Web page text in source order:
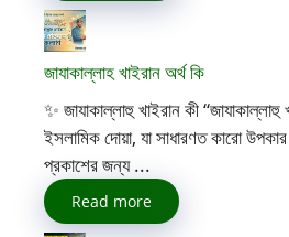
জাযাকাল্লাহ খাইরান অর্থ কি
✨ জাযাকাল্লাহু খাইরান কী
ইসলামিক দোয়া, যা সাধারণত কারো
প্রকাশের জন্য ...
Read more